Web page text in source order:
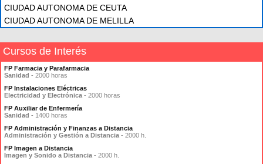
CIUDAD AUTONOMA DE CEUTA
CIUDAD AUTONOMA DE MELILLA
Cursos de Interés
FP Farmacia y Parafarmacia
Sanidad - 2000 horas
FP Instalaciones Eléctricas
Electricidad y Electrónica - 2000 horas
FP Auxiliar de Enfermería
Sanidad - 1400 horas
FP Administración y Finanzas a Distancia
Administración y Gestión a Distancia - 2000 h.
FP Imagen a Distancia
Imagen y Sonido a Distancia - 2000 h.